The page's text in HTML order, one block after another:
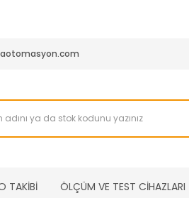
TAKİBİ ÖLÇÜM VE TEST CİHAZLARI